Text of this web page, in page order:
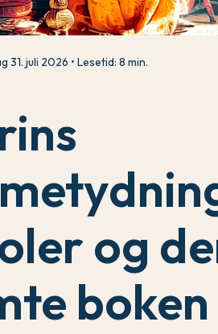
31. juli 2026 Lesetid: 8 min.
og
boken